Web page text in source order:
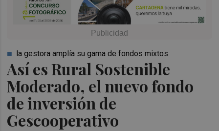
Así es Rural Sostenible
Moderado, el nuevo fondo
de inversión de
Gescooperativo
la gestora amplía su gama de fondos mixtos